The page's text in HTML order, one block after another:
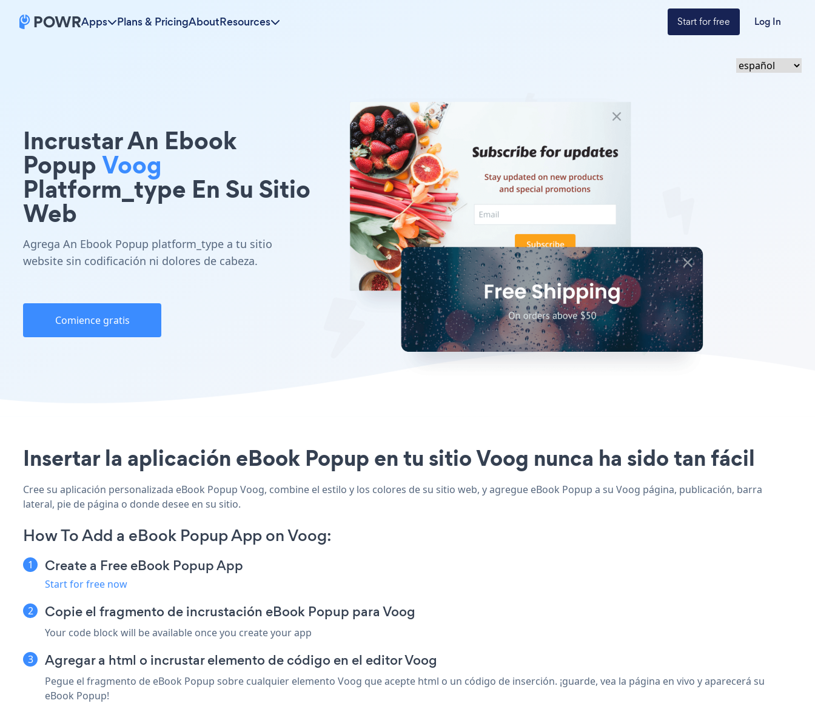
Apps Plans & PricingAboutResources Start for free Log In
Incrustar An Ebook
PopupVoog
Platform_type En Su Sitio
Web
Agrega An Ebook Popup platform_type a tu sitio
website sin codificación ni dolores de cabeza.
Comience gratis
Insertar la aplicación eBook Popup en tu sitio Voog nunca ha sido tan fácil
Cree su aplicación personalizada eBook Popup Voog, combine el estilo y los colores de su sitio web, y agregue eBook Popup a su Voog página, publicación, barra
lateral, pie de página o donde desee en su sitio.
How To Add a eBook Popup App on Voog:
Create a Free eBook Popup App
Start for free now
Copie el fragmento de incrustación eBook Popup para Voog
Your code block will be available once you create your app
Agregar a html o incrustar elemento de código en el editor Voog
Pegue el fragmento de eBook Popup sobre cualquier elemento Voog que acepte html o un código de inserción. ¡guarde, vea la página en vivo y aparecerá su
eBook Popup!